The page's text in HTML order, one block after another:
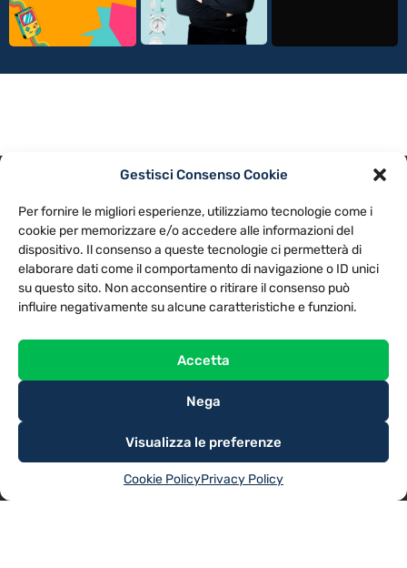
Gestisci Consenso Cookie
Per fornire le migliori esperienze, utilizziamo tecnologie come i
cookie per memorizzare e/o accedere alle informazioni del
dispositivo. Il consenso a queste tecnologie ci permetterà di
elaborare dati come il comportamento di navigazione o ID unici
su questo sito. Non acconsentire o ritirare il consenso può
influire negativamente su alcune caratteristiche e funzioni.
Accetta
Nega
Visualizza le preferenze
Cookie PolicyPrivacy Policy
NOTE LEGALI
CONTATTACI PREFERENZE
TV LIBERA S.P.A.
Via Monteleonese 95/21 – 51100 Pistoia (PT)
Tel. 0573.9136 / Fax 0573.913615